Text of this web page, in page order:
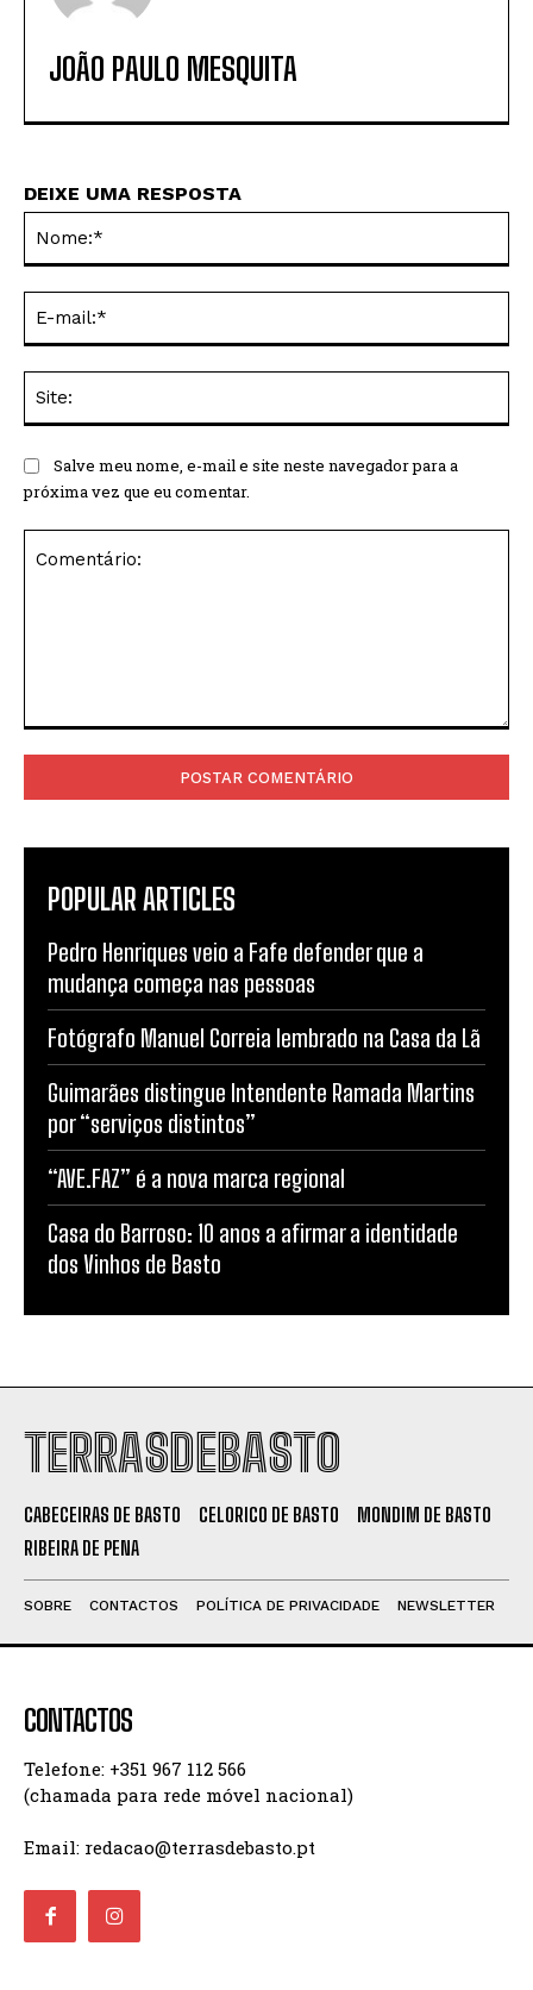
JOÃO PAULO MESQUITA
DEIXE UMA RESPOSTA
Salve meu nome, e-mail e site neste navegador para a
próxima vez que eu comentar.
POPULAR ARTICLES
Pedro Henriques veio a Fafe defender que a
mudança começa nas pessoas
Fotógrafo Manuel Correia lembrado na Casa da Lã
Guimarães distingue Intendente Ramada Martins
por “serviços distintos”
“AVE.FAZ” é a nova marca regional
Casa do Barroso: 10 anos a afirmar a identidade
dos Vinhos de Basto
TERRASDEBASTO
CABECEIRAS DE BASTO CELORICO DE BASTO
MONDIM DE BASTO
RIBEIRA DE PENA
SOBRE CONTACTOS POLÍTICA DE PRIVACIDADE NEWSLETTER
CONTACTOS
Telefone: +351 967 112 566
(chamada para rede móvel nacional)
Email: redacao@terrasdebasto.pt